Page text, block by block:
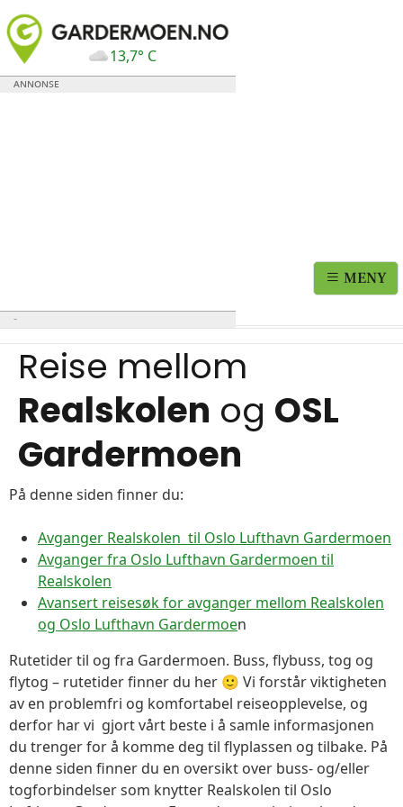
13,7° C
MENY
Reise mellom
Realskolen og OSL
Gardermoen
På denne siden finner du:
Avganger Realskolen til Oslo Lufthavn Gardermoen
Avganger fra Oslo Lufthavn Gardermoen til
Realskolen
Avansert reisesøk for avganger mellom Realskolen
og Oslo Lufthavn Gardermoen
Rutetider til og fra Gardermoen. Buss, flybuss, tog og
flytog – rutetider finner du her 🙂 Vi forstår viktigheten
av en problemfri og komfortabel reiseopplevelse, og
derfor har vi gjort vårt beste i å samle informasjonen
du trenger for å komme deg til flyplassen og tilbake. På
denne siden finner du en oversikt over buss- og/eller
togforbindelser som knytter Realskolen til Oslo